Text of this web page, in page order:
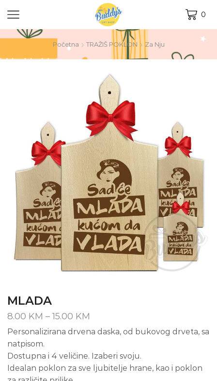
0
Početna TRAŽIŠ POKLON Za Nju
MLADA
8.00 KM – 15.00 KM
range:
8.00 KM
15.00 KM
Personalizirana drvena daska, od bukovog drveta, sa
natpisom.
Dostupna i 4 veličine. Izaberi svoju.
Idealan poklon za sve ljubitelje hrane, kao i poklon